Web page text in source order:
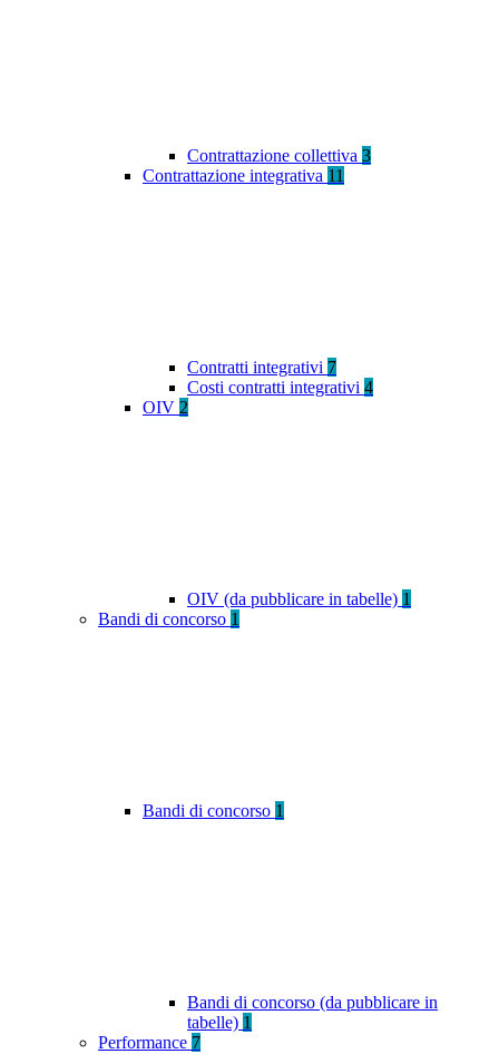
Contrattazione collettiva 3
Contrattazione integrativa 11
Contratti integrativi 7
Costi contratti integrativi 4
OIV 2
OIV (da pubblicare in tabelle) 1
Bandi di concorso 1
Bandi di concorso 1
Bandi di concorso (da pubblicare in
tabelle) 1
Performance 7